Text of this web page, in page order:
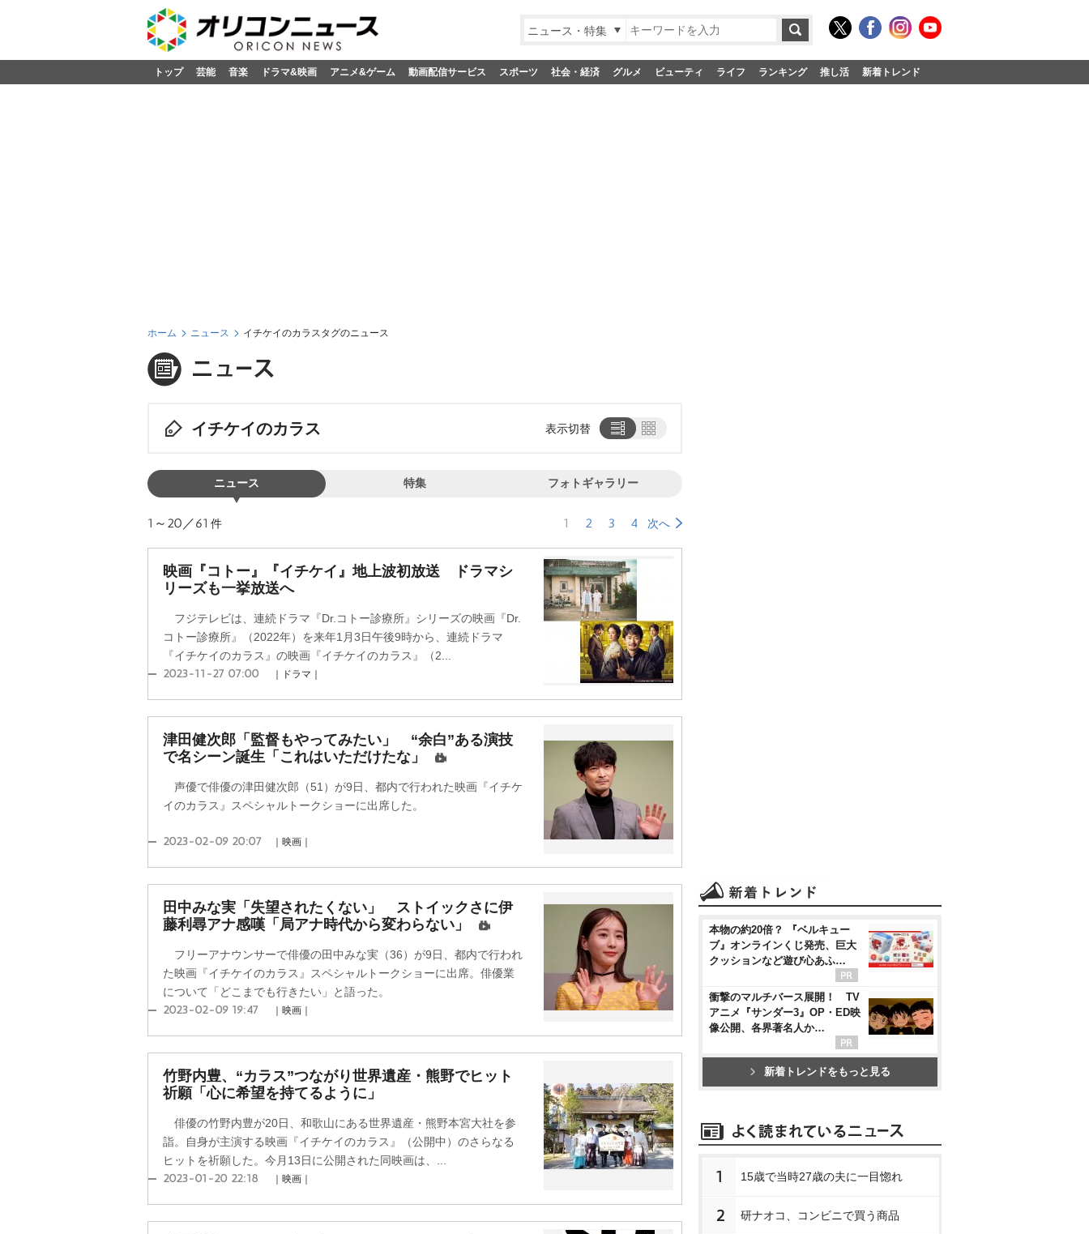
ニュース・特集
トップ 芸能 音楽 ドラマ&映画 アニメ&ゲーム 動画配信サービス スポーツ 社会・経済 グルメ ビューティ ライフ ランキング 推し活 新着トレンド
ホーム ニュース イチケイのカラスタグのニュース
イチケイのカラス 表示切替
ニュース 特集 フォトギャラリー
1～20／61 件 1 2 3 4 次へ
映画『コトー』『イチケイ』地上波初放送 ドラマシ
リーズも一挙放送へ
フジテレビは、連続ドラマ『Dr.コトー診療所』シリーズの映画『Dr.
コトー診療所』（2022年）を来年1月3日午後9時から、連続ドラマ
『イチケイのカラス』の映画『イチケイのカラス』（2...
2023-11-27 07:00 ｜ドラマ｜
津田健次郎「監督もやってみたい」 “余白”ある演技
で名シーン誕生「これはいただけたな」
声優で俳優の津田健次郎（51）が9日、都内で行われた映画『イチケ
イのカラス』スペシャルトークショーに出席した。
2023-02-09 20:07 ｜映画｜
田中みな実「失望されたくない」 ストイックさに伊
藤利尋アナ感嘆「局アナ時代から変わらない」
フリーアナウンサーで俳優の田中みな実（36）が9日、都内で行われ
た映画『イチケイのカラス』スペシャルトークショーに出席。俳優業
について「どこまでも行きたい」と語った。
2023-02-09 19:47 ｜映画｜
竹野内豊、“カラス”つながり世界遺産・熊野でヒット
祈願「心に希望を持てるように」
俳優の竹野内豊が20日、和歌山にある世界遺産・熊野本宮大社を参
詣。自身が主演する映画『イチケイのカラス』（公開中）のさらなる
ヒットを祈願した。今月13日に公開された同映画は、...
2023-01-20 22:18 ｜映画｜
本物の約20倍？ 『ベルキュー
ブ』オンラインくじ発売、巨大
クッションなど遊び心あふ…
衝撃のマルチバース展開！ TV
アニメ『サンダー3』OP・ED映
像公開、各界著名人か…
新着トレンドをもっと見る
1 15歳で当時27歳の夫に一目惚れ
2 研ナオコ、コンビニで買う商品